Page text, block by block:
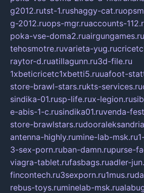
g2012.rutst-1.rushaggy-cat.ru
g-2012.ruops-mgr.ruaccounts-
poka-vse-doma2.ruairgungames.ru
tehosmotre.ruvarieta-yug.ru
raytor-d.ruatillagunn.ru3d-file.ru
1xbeticricetc1xbetti5.ruuafoot-
store-brawl-stars.rukts-services.ru
sindika-01.rusp-life.rux-legion.ru
e-abis-1-c.rusindika01.ruvenda-
store-brawlstars.ru
antenna-highly.rumine-lab-msk.ru
3-sex-porn.ruban-damn.rupurse-
viagra-tablet.rufasbags.ruadler-
fincontech.ru3sexporn.ru1mus.ru
rebus-toys.ruminelab-msk.ru